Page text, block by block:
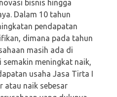
bisnis hingga
Dalam 10 tahun
pendapatan
dimana pada tahun
masih ada di
semakin meningkat naik,
usaha Jasa Tirta I
atau naik sebesar